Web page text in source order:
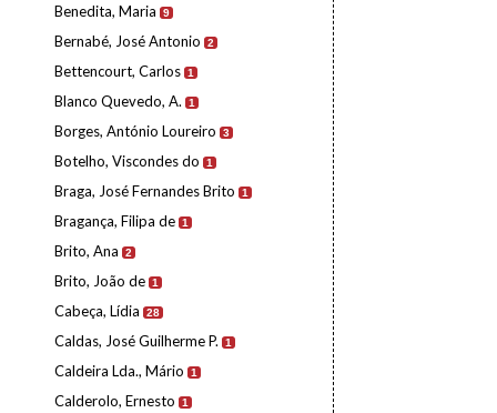
Benedita, Maria 9
Bernabé, José Antonio 2
Bettencourt, Carlos 1
Blanco Quevedo, A. 1
Borges, António Loureiro 3
Botelho, Viscondes do 1
Braga, José Fernandes Brito 1
Bragança, Filipa de 1
Brito, Ana 2
Brito, João de 1
Cabeça, Lídia 28
Caldas, José Guilherme P. 1
Caldeira Lda., Mário 1
Calderolo, Ernesto 1